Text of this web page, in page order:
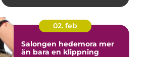
02. feb
Salongen hedemora mer
än bara en klippning